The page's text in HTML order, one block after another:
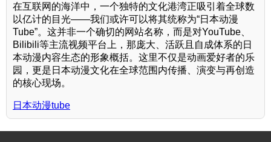
在互联网的海洋中，一个独特的文化港湾正吸引着全球数
以亿计的目光——我们或许可以将其统称为“日本动漫
Tube”。这并非一个确切的网站名称，而是对YouTube、
Bilibili等主流视频平台上，那庞大、活跃且自成体系的日
本动漫内容生态的形象概括。这里不仅是动画爱好者的乐
园，更是日本动漫文化在全球范围内传播、演变与再创造
的核心现场。
日本动漫tube